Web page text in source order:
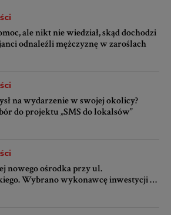
ale nikt nie wiedział, skąd dochodzi
odnaleźli mężczyznę w zaroślach
na wydarzenie w swojej okolicy?
do projektu „SMS do lokalsów”
nowego ośrodka przy ul.
Wybrano wykonawcę inwestycji za
zł